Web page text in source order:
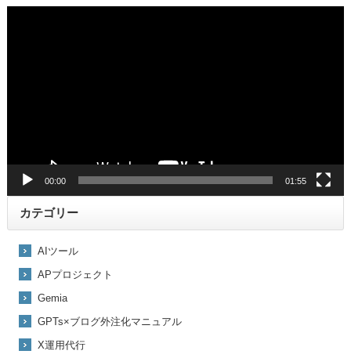
00:00 01:55
カテゴリー
AIツール
APプロジェクト
Gemia
GPTs×ブログ外注化マニュアル
X運用代行